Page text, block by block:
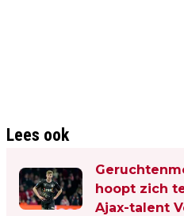
Lees ook
hoopt zich
Ajax-talent